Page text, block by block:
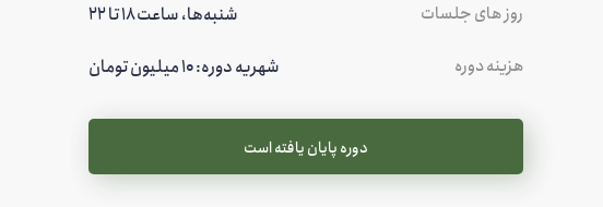
روز های جلسات شنبه‌ها، ساعت ۱۸ تا ۲۲
هزینه دوره شهریه دوره: ۱۰ میلیون تومان
دوره پایان یافته است